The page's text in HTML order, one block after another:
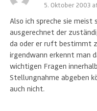
5. Oktober 2003
Also ich spreche sie
ausgerechnet der
da oder er ruft bestimmt
irgendwann erkennt man
wichtigen Fragen
Stellungnahme abgeben
auch nicht.